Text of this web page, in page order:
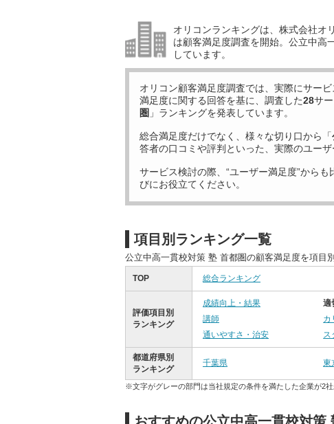
オリコンランキングは、株式会社オ
は顧客満足度調査を開始。公立中高
しています。
オリコン顧客満足度調査では、実際にサービ
満足度に関する回答を基に、調査した28サ
圏 」ランキングを発表しています。
総合満足度だけでなく、様々な切り口から「
答者の口コミや評判といった、実際のユーザ
サービス検討の際、“ユーザー満足度”からも
びにお役立てください。
項目別ランキング一覧
公立中高一貫校対策 塾 首都圏の顧客満足度を項目
TOP 総合ランキング
評価項目別
ランキング
成績向上・結果 適
講師
カ
通いやすさ・治安
ス
都道府県別
ランキング
千葉県 東
※文字がグレーの部門は当社規定の条件を満たした企業が2社